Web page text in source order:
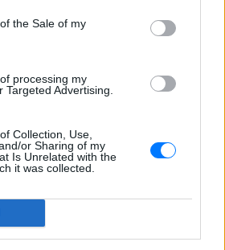
the Sale of my
processing my
Targeted Advertising.
Collection, Use,
or Sharing of my
Is Unrelated with the
it was collected.
E-Radio.gr στο
Daily.gr; Τα νέα της ημέρας